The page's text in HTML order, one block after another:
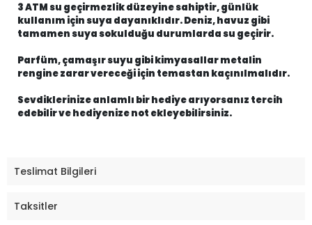
3 ATM su geçirmezlik düzeyine sahiptir, günlük
kullanım için suya dayanıklıdır. Deniz, havuz gibi
tamamen suya sokulduğu durumlarda su geçirir.
Parfüm, çamaşır suyu gibi kimyasallar metalin
rengine zarar vereceği için temastan kaçınılmalıdır.
Sevdiklerinize anlamlı bir hediye arıyorsanız tercih
edebilir ve hediyenize not ekleyebilirsiniz.
Teslimat Bilgileri
Taksitler